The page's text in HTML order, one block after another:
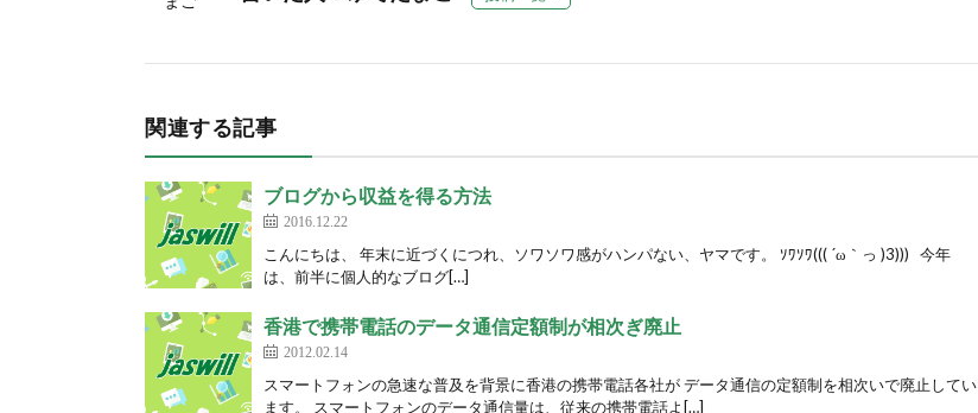
関連する記事
ブログから収益を得る方法
2016.12.22
こんにちは、 年末に近づくにつれ、ソワソワ感がハンパない、ヤマです。 ｿﾜｿﾜ((( ´ω｀っ )3))) 今年
は、前半に個人的なブログ[…]
香港で携帯電話のデータ通信定額制が相次ぎ廃止
2012.02.14
スマートフォンの急速な普及を背景に香港の携帯電話各社が データ通信の定額制を相次いで廃止してい
ます。 スマートフォンのデータ通信量は、従来の携帯電話よ[…]